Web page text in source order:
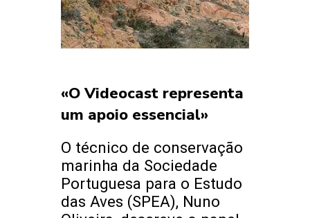
«O Videocast representa
um apoio essencial»
O técnico de conservação
marinha da Sociedade
Portuguesa para o Estudo
das Aves (SPEA), Nuno